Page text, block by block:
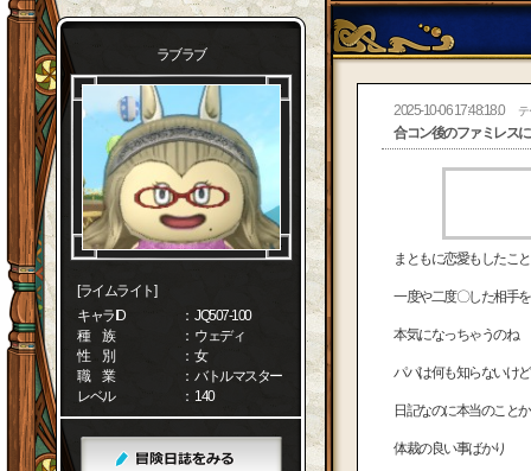
ラブラブ
[ライムライト]
キャラID
： JQ507-100
種 族
： ウェディ
性 別
： 女
職 業
： バトルマスター
レベル
： 140
2025-10-06 17:48:18.0 テ
合コン後のファミレス
まともに恋愛もしたこ
一度や二度〇した相手を
本気になっちゃうのね
パパは何も知らないけ
日記なのに本当のこと
体裁の良い事ばかり